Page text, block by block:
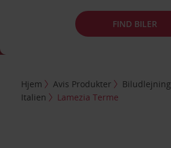
FIND BILER
Hjem Avis Produkter Biludlejning
Italien
Lamezia Terme